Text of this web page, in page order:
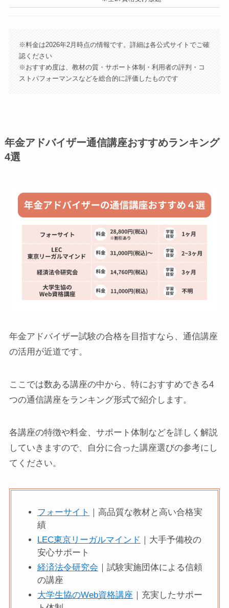
※料金は2026年2月時点の情報です。詳細は各公式サイトでご確
認ください
※おすすめ度は、教材の質・サポート体制・利用者の評判・コ
ストパフォーマンスなどを総合的に評価したものです
年金アドバイザー通信講座おすすめランキング
4選
年金アドバイザー試験の合格を目指すなら、通信講座
の活用が近道です。
ここでは数ある講座の中から、特におすすめできる4
つの通信講座をランキング形式で紹介します。
各講座の特徴や料金、サポート体制などを詳しく解説
していきますので、自分に合った講座選びの参考にし
てください。
フォーサイト
｜高品質な教材と高い合格実
績
LEC東京リーガルマインド ｜大手予備校の
安心サポート
経済法令研究会 ｜試験実施団体による信頼
の講座
大学生協のWeb資格講座 ｜充実したサポー